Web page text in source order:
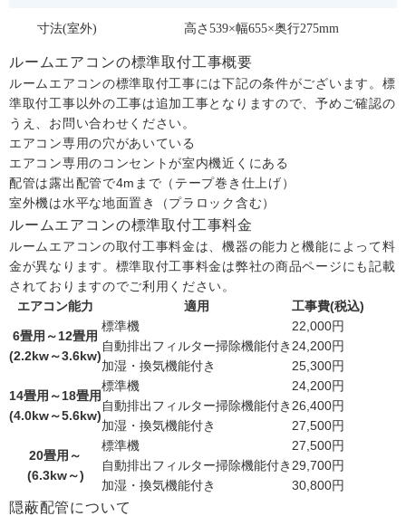
寸法(室外) 高さ539×幅655×奥行275mm
ルームエアコンの標準取付工事概要
ルームエアコンの標準取付工事には下記の条件がございます。標
準取付工事以外の工事は追加工事となりますので、予めご確認の
うえ、お問い合わせください。
エアコン専用の穴があいている
エアコン専用のコンセントが室内機近くにある
配管は露出配管で4mまで（テープ巻き仕上げ）
室外機は水平な地面置き（プラロック含む）
ルームエアコンの標準取付工事料金
ルームエアコンの取付工事料金は、機器の能力と機能によって料
金が異なります。標準取付工事料金は弊社の商品ページにも記載
されておりますのでご利用ください。
エアコン能力
適用 工事費(税込)
6畳用～12畳用
(2.2kw～3.6kw)
標準機
22,000円
自動排出フィルター掃除機能付き 24,200円
加湿・換気機能付き
25,300円
14畳用～18畳用
(4.0kw～5.6kw)
標準機
24,200円
自動排出フィルター掃除機能付き 26,400円
加湿・換気機能付き
27,500円
20畳用～
(6.3kw～)
標準機
27,500円
自動排出フィルター掃除機能付き 29,700円
加湿・換気機能付き
30,800円
隠蔽配管について